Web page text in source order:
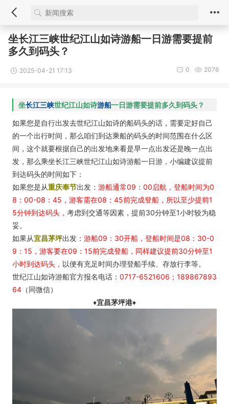
坐长江三峡世纪江山如诗游船一日游需要提前
多久到码头？
2025-04-21 17:13 2076
0
坐长江三峡世纪江山如诗游船一日游需要提前多久到码头？
如果您是自行出发去世纪江山如诗的船码头的话，需要定好自己
的一个出行时间，那么咱们到达乘船的码头的时间范围在什么区
间，这个就要根据自己的出发地来看是早一点出发还是晚一点出
发，那么乘坐长江三峡世纪江山如诗游船一日游，小编建议提前
到达码头的时间如下：
如果您是从重庆奉节出发： 游船通常09：00启航，登船时间为0
8：00-08：45，游客需在08：45前完成登船，所以至少提前1
5分钟到达码头， 考虑到交通等因素，提前30分钟至1小时较为稳
妥。
如果从宜昌茅坪出发： 游船09：30开船，登船时间是08：30-0
9：15，游客要在09：15前完成登船，同样建议提前30分钟至1
小时到达码头， 以便有充足时间办理登船手续、存放行李等。
世纪江山如诗游船官方报名电话： 0717-6521606；189867893
64 （同微信）
♦宜昌茅坪港♦